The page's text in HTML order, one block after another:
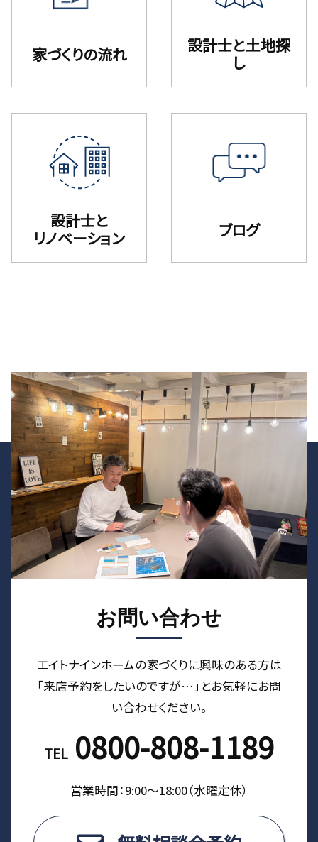
家づくりの流れ
設計⼠と⼟地探
し
設計士と
リノベーション
ブログ
お問い合わせ
エイトナインホームの家づくりに興味のある⽅は
「来店予約をしたいのですが…」とお気軽にお問
い合わせください。
TEL 0800-808-1189
営業時間：9:00〜18:00（⽔曜定休）